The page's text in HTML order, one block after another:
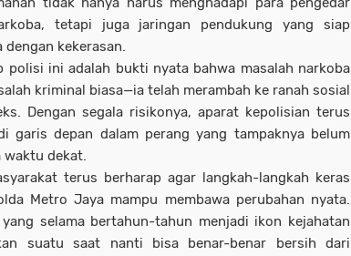
tetapi juga jaringan pendukung yang siap
kekerasan.
polisi ini adalah bukti nyata bahwa masalah narkoba
kriminal biasa—ia telah merambah ke ranah sosial
Dengan segala risikonya, aparat kepolisian terus
garis depan dalam perang yang tampaknya belum
waktu dekat.
terus berharap agar langkah-langkah keras
Metro Jaya mampu membawa perubahan nyata.
selama bertahun-tahun menjadi ikon kejahatan
suatu saat nanti bisa benar-benar bersih dari